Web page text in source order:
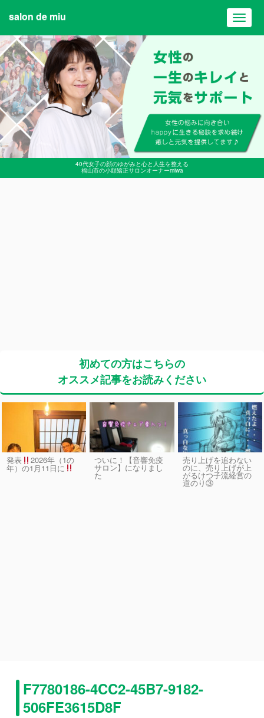
40代女子の顔のゆがみと心と人生を整える
福山市の小顔矯正サロンオーナーmiwa
salon de miu
初めての方はこちらの
オススメ記事をお読みください
発表 2026年（1の
年）の1月11日に
ついに！【音響免疫
サロン】になりまし
た
売り上げを追わない
のに、売り上げが上
がるけつ子流経営の
道のり③
F7780186-4CC2-45B7-9182-
506FE3615D8F